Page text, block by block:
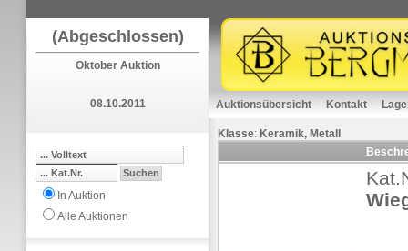
(Abgeschlossen)
Oktober Auktion
08.10.2011
In Auktion
Alle Auktionen
Auktionsübersicht Kontakt
Klasse: Keramik, Metall